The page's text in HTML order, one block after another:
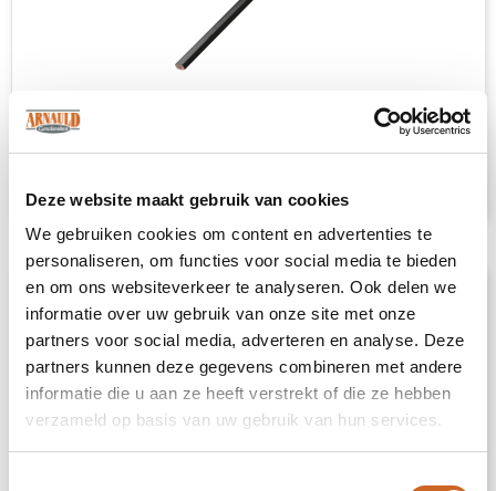
Deze website maakt gebruik van cookies
We gebruiken cookies om content en advertenties te
personaliseren, om functies voor social media te bieden
en om ons websiteverkeer te analyseren. Ook delen we
informatie over uw gebruik van onze site met onze
partners voor social media, adverteren en analyse. Deze
partners kunnen deze gegevens combineren met andere
informatie die u aan ze heeft verstrekt of die ze hebben
verzameld op basis van uw gebruik van hun services.
Lampen en Gereedschap